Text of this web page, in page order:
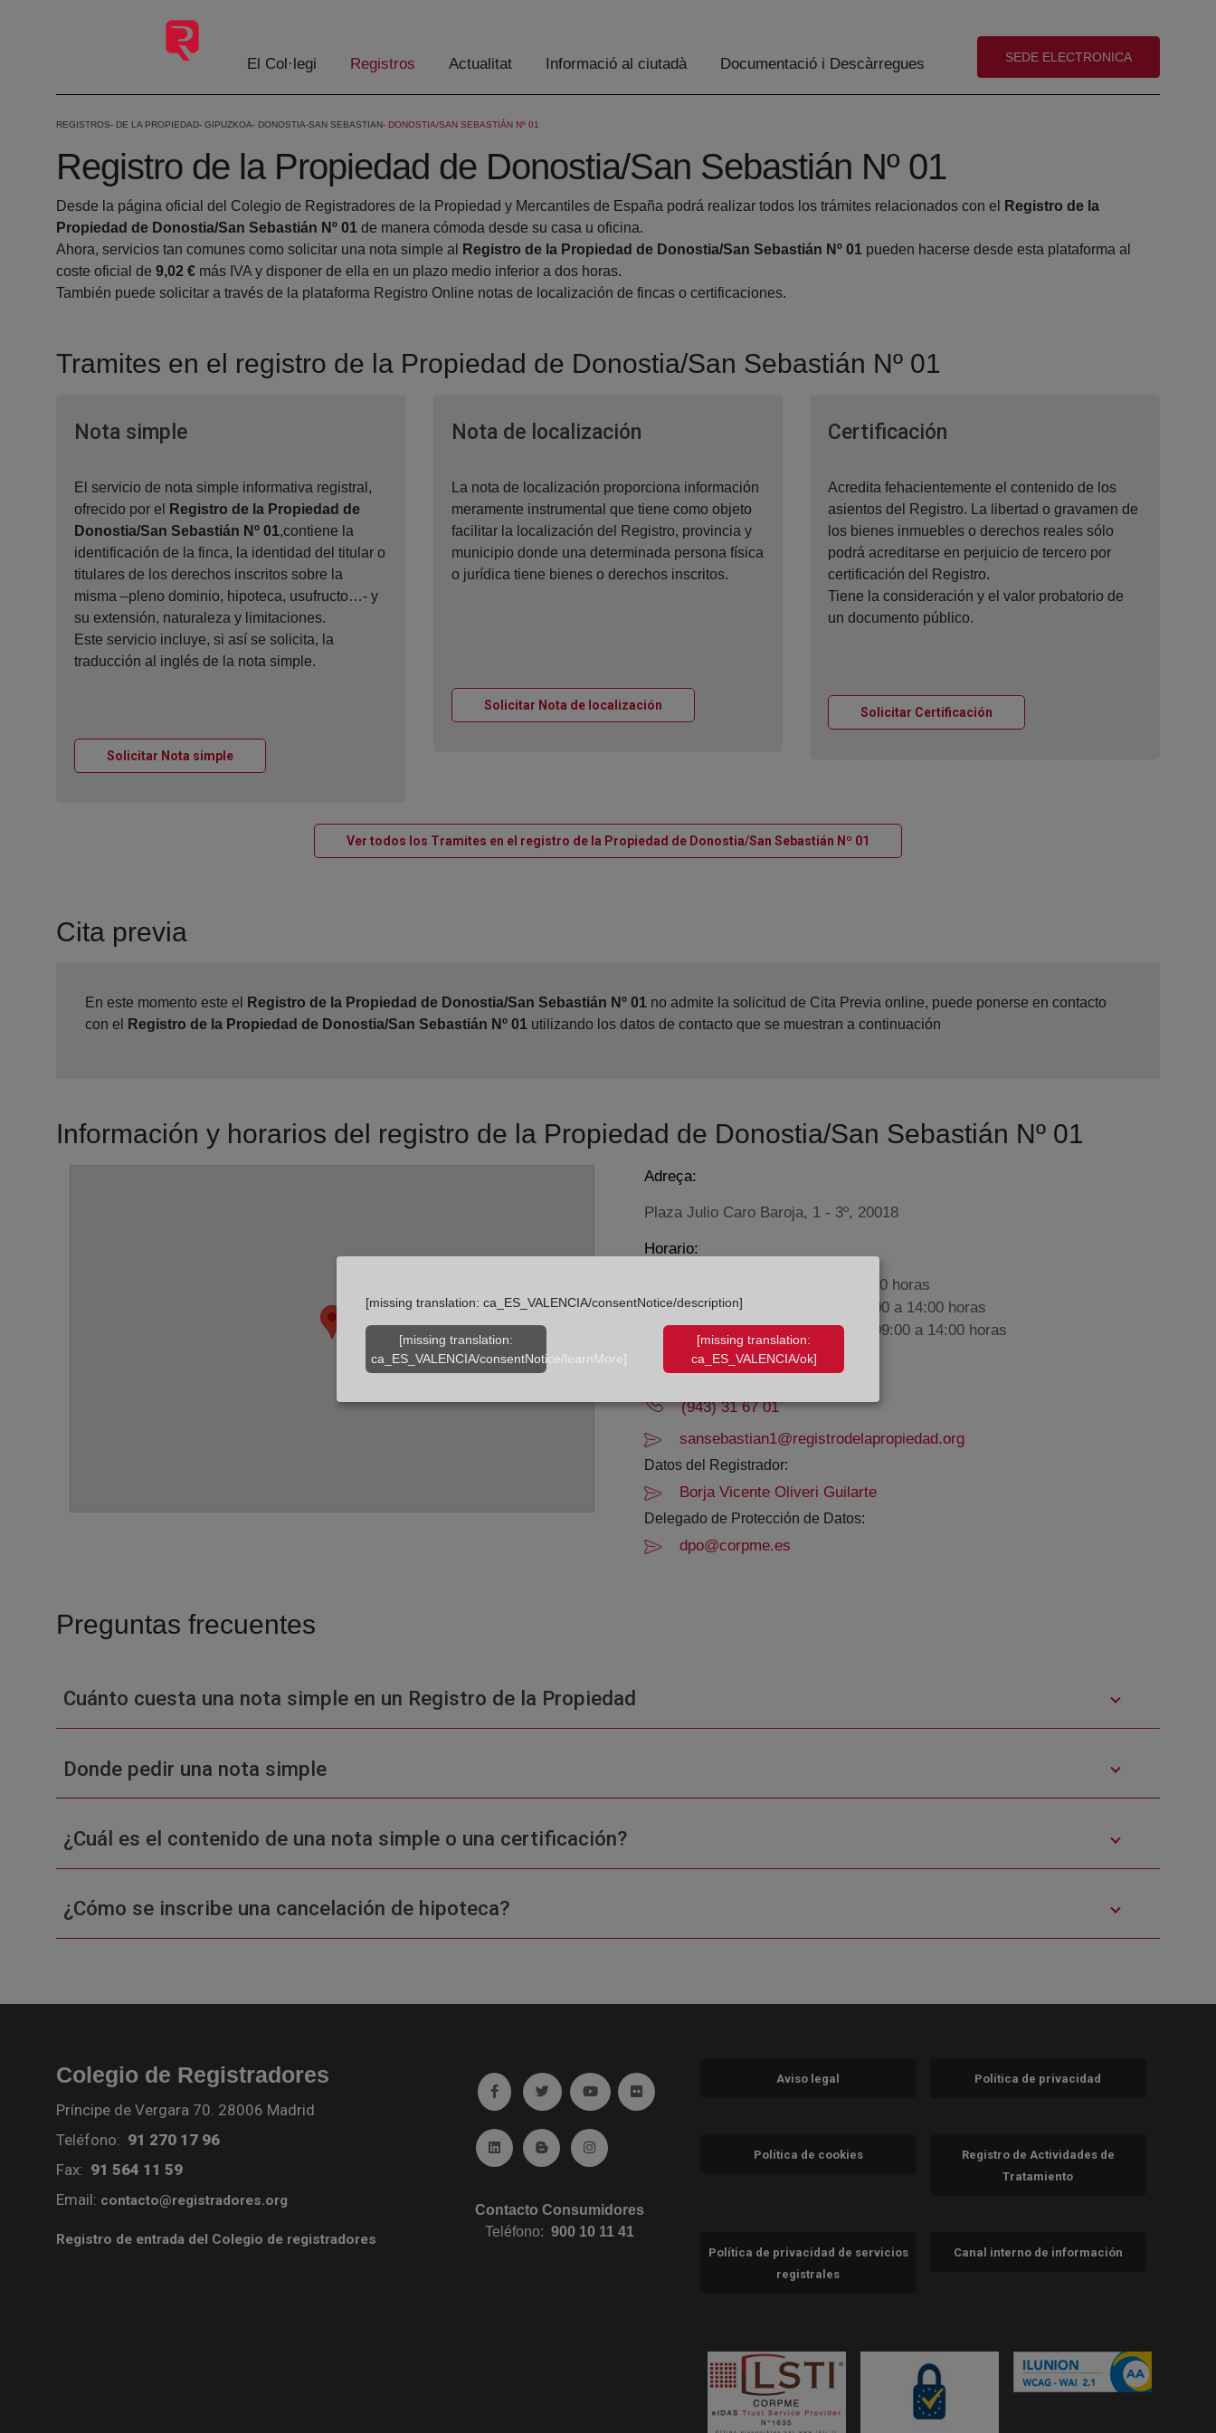
Salta al contingut principal
El Col·legi Registros Actualitat Informació al ciutadà Documentació i Descàrregues (abre en nueva ventana)
SEDE ELECTRONICA
REGISTROS DE LA PROPIEDAD GIPUZKOA DONOSTIA-SAN SEBASTIAN DONOSTIA/SAN SEBASTIÁN Nº 01
Registro de la Propiedad de Donostia/San Sebastián Nº 01
Desde la página oficial del Colegio de Registradores de la Propiedad y Mercantiles de España podrá realizar todos los trámites relacionados con el
Registro de la
Propiedad de Donostia/San Sebastián Nº 01 de manera cómoda desde su casa u oficina.
Ahora, servicios tan comunes como solicitar una nota simple al
Registro de la Propiedad de Donostia/San Sebastián Nº 01 pueden hacerse desde esta plataforma al
coste oficial de 9,02 € más IVA y disponer de ella en un plazo medio inferior a dos horas.
También puede solicitar a través de la plataforma Registro Online notas de localización de fincas o certificaciones.
Tramites en el registro de la Propiedad de Donostia/San Sebastián Nº 01
Nota simpleVentana nueva
El servicio de nota simple informativa registral,
ofrecido por el
Registro de la Propiedad de
Donostia/San Sebastián Nº 01,contiene la
identificación de la finca, la identidad del titular o
titulares de los derechos inscritos sobre la
misma –pleno dominio, hipoteca, usufructo…- y
su extensión, naturaleza y limitaciones.
Este servicio incluye, si así se solicita, la
traducción al inglés de la nota simple.
Solicitar Nota simpleVentana nueva
Nota de localizaciónVentana nueva
La nota de localización proporciona información
meramente instrumental que tiene como objeto
facilitar la localización del Registro, provincia y
municipio donde una determinada persona física
o jurídica tiene bienes o derechos inscritos.
Solicitar Nota de localizaciónVentana nueva
Certificación
Acredita fehacientemente el contenido de los
asientos del Registro. La libertad o gravamen de
los bienes inmuebles o derechos reales sólo
podrá acreditarse en perjuicio de tercero por
certificación del Registro.
Tiene la consideración y el valor probatorio de
un documento público.
Solicitar Certificación
Ver todos los Tramites en el registro de la Propiedad de Donostia/San Sebastián Nº 01
Cita previa
En este momento este el Registro de la Propiedad de Donostia/San Sebastián Nº 01 no admite la solicitud de Cita Previa online, puede ponerse en contacto
con el
Registro de la Propiedad de Donostia/San Sebastián Nº 01 utilizando los datos de contacto que se muestran a continuación
Información y horarios del registro de la Propiedad de Donostia/San Sebastián Nº 01
Adreça:
Plaza Julio Caro Baroja, 1 - 3º, 20018
Horario:
De lunes a viernes de 09:00 a 17:00 horas
Agosto: De lunes a viernes de 09:00 a 14:00 horas
Los días 24 y 31 de diciembre de 09:00 a 14:00 horas
(943) 31 67 01
sansebastian1@registrodelapropiedad.org
Datos del Registrador:
Borja Vicente Oliveri Guilarte
Delegado de Protección de Datos:
dpo@corpme.es
Preguntas frecuentes
Cuánto cuesta una nota simple en un Registro de la Propiedad
Donde pedir una nota simple
¿Cuál es el contenido de una nota simple o una certificación?
¿Cómo se inscribe una cancelación de hipoteca?
Colegio de Registradores
Príncipe de Vergara 70. 28006 Madrid
Teléfono: 91 270 17 96
Fax: 91 564 11 59
Email: contacto@registradores.org
Registro de entrada del Colegio de registradores
Ir a facebook (abre en ventana nueva)
Ir a twitter (abre en ventana nueva)
Ir a YouTube (abre en ventana nueva)
Ir a Flickr (abre en ventana nueva)
Ir a Linkedin (abre en ventana nueva)
Ir al Blog (abre en ventana nueva)
Ir a Instagram (abre en ventana nueva)
Contacto Consumidores
Teléfono:900 10 11 41
Aviso legal Política de privacidad
Política de cookies
Registro de Actividades de
Tratamiento
Política de privacidad de servicios
registrales
Canal interno de información
[missing translation: ca_ES_VALENCIA/consentNotice/description]
[missing translation:
ca_ES_VALENCIA/consentNotice/learnMore]
[missing translation:
ca_ES_VALENCIA/ok]